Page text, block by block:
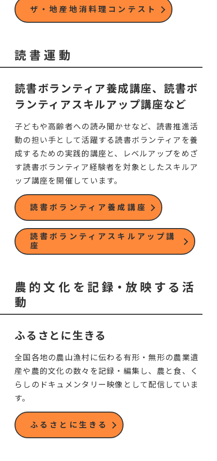
ザ・地産地消料理コンテスト
読書運動
読書ボランティア養成講座、読書ボ
ランティアスキルアップ講座など
子どもや高齢者への読み聞かせなど、読書推進活
動の担い手として活躍する読書ボランティアを養
成するための実践的講座と、レベルアップをめざ
す読書ボランティア経験者を対象としたスキルア
ップ講座を開催しています。
読書ボランティア養成講座
読書ボランティアスキルアップ講
座
農的文化を記録・放映する活
動
ふるさとに生きる
全国各地の農山漁村に伝わる有形・無形の農業遺
産や農的文化の数々を記録・編集し、農と食、く
らしのドキュメンタリー映像として配信していま
す。
ふるさとに生きる